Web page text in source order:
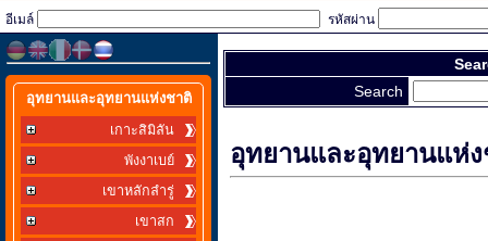
อีเมล์ รหัสผ่าน
อุทยานและอุทยานแห่งชาติ
เกาะสิมิลัน
พังงาเบย์
เขาหลักลำรู่
เขาสก
Search
อุทยานและอุทยานแห่